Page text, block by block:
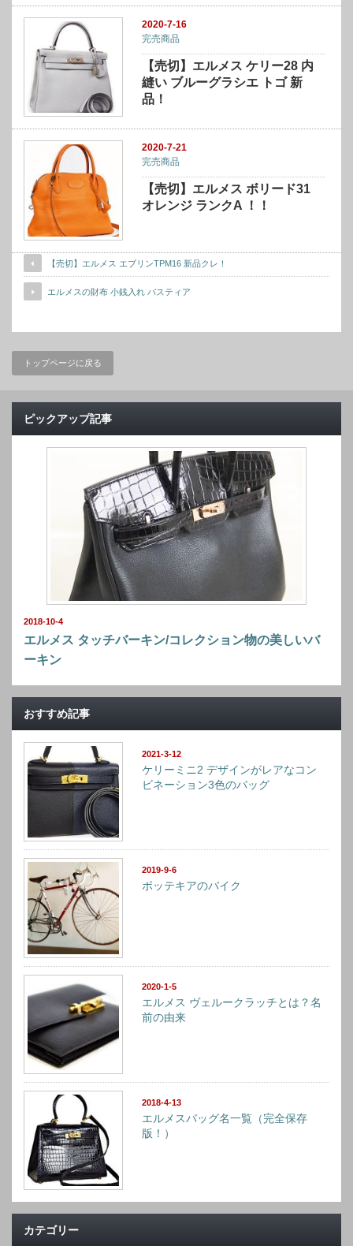
2020-7-16
完売商品
【売切】エルメス ケリー28 内
縫い ブルーグラシエ トゴ 新
品！
2020-7-21
完売商品
【売切】エルメス ボリード31
オレンジ ランクA ！！
【売切】エルメス エブリンTPM16 新品クレ！
エルメスの財布 小銭入れ バスティア
トップページに戻る
ピックアップ記事
2018-10-4
エルメス タッチバーキン/コレクション物の美しいバ
ーキン
おすすめ記事
2021-3-12
ケリーミニ2 デザインがレアなコン
ビネーション3色のバッグ
2019-9-6
ボッテキアのバイク
2020-1-5
エルメス ヴェルークラッチとは？名
前の由来
2018-4-13
エルメスバッグ名一覧（完全保存
版！）
カテゴリー